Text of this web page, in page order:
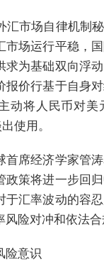
市场自律机制秘
市场运行平稳，
求为基础双向浮
报价行基于自身
动将人民币对美
使用。
席经济学家管涛
政策将进一步回
于汇率波动的容
险对冲和依法合
意识